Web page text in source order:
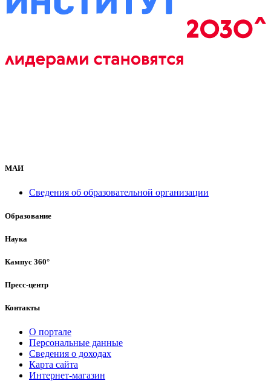
МАИ
Сведения об образовательной организации
Образование
Наука
Кампус 360°
Пресс-центр
Контакты
О портале
Персональные данные
Сведения о доходах
Карта сайта
Интернет-магазин